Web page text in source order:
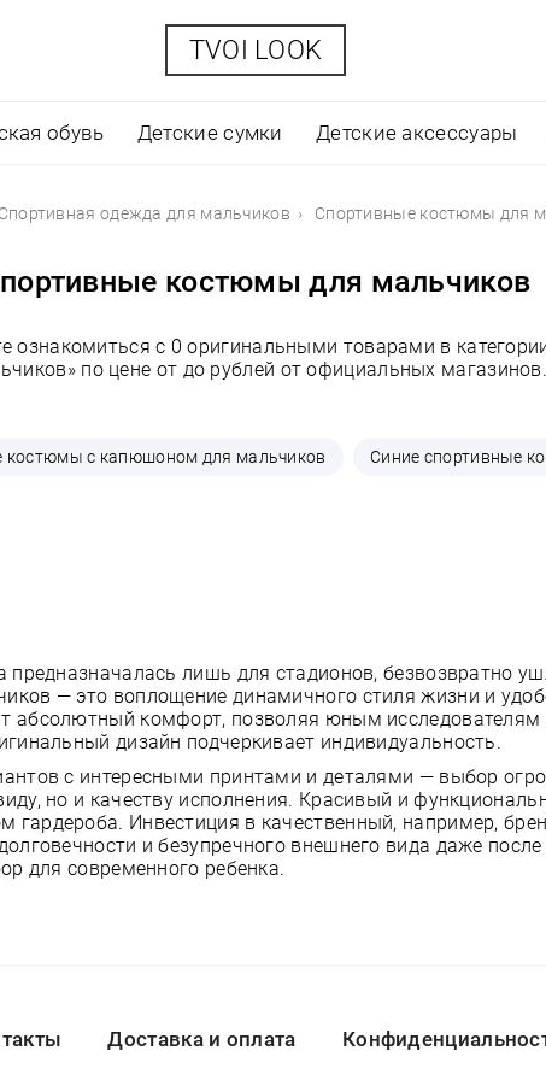
обувь Детские сумки Детские аксессуары
TVOI LOOK
Спортивная одежда для мальчиков Спортивные костюмы для
костюмы для мальчиков
ознакомиться с 0 оригинальными товарами в
по цене от до рублей от официальных магазинов.
костюмы с капюшоном для мальчиков Синие спортивные
предназначалась лишь для стадионов, безвозвратно
— это воплощение динамичного стиля жизни и
абсолютный комфорт, позволяя юным исследователям
дизайн подчеркивает индивидуальность.
с интересными принтами и деталями — выбор
но и качеству исполнения. Красивый и
гардероба. Инвестиция в качественный, например,
и безупречного внешнего вида даже
для современного ребенка.
Доставка и оплата